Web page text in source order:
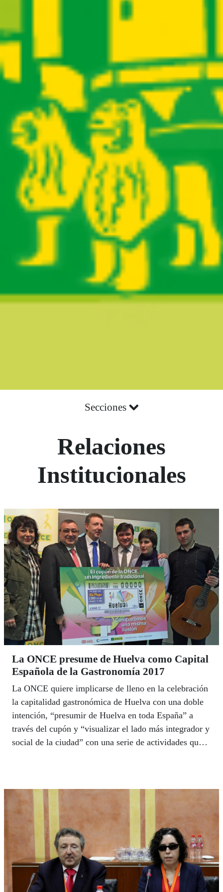
Secciones
Relaciones
Institucionales
La ONCE presume de Huelva como Capital
Española de la Gastronomía 2017
La ONCE quiere implicarse de lleno en la celebración
la capitalidad gastronómica de Huelva con una doble
intención, “presumir de Huelva en toda España” a
través del cupón y “visualizar el lado más integrador y
social de la ciudad” con una serie de actividades que
Gabriel Cruz, y el delegado territorial de la ONCE,
Cristóbal Martínez, presentaron el programa de actos
previsto por la ONCE este año tan especial para
Huelva en el salón de plenos del Ayuntamiento.